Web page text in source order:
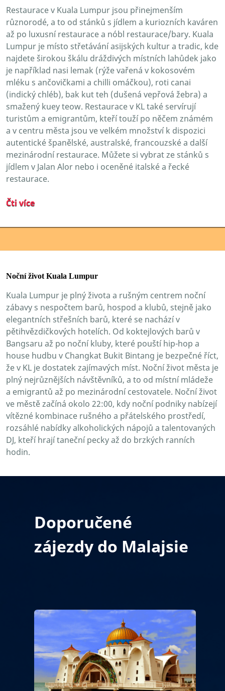
Restaurace v Kuala Lumpur jsou přinejmenším
různorodé, a to od stánků s jídlem a kuriozních kaváren
až po luxusní restaurace a nóbl restaurace/bary. Kuala
Lumpur je místo střetávání asijských kultur a tradic, kde
najdete širokou škálu dráždivých místních lahůdek jako
je například nasi lemak (rýže vařená v kokosovém
mléku s ančovičkami a chilli omáčkou), roti canai
(indický chléb), bak kut teh (dušená vepřová žebra) a
smažený kuey teow. Restaurace v KL také servírují
turistům a emigrantům, kteří touží po něčem známém
a v centru města jsou ve velkém množství k dispozici
autentické španělské, australské, francouzské a další
mezinárodní restaurace. Můžete si vybrat ze stánků s
jídlem v Jalan Alor nebo i oceněné italské a řecké
restaurace.
Čti více
Noční život Kuala Lumpur
Kuala Lumpur je plný života a rušným centrem noční
zábavy s nespočtem barů, hospod a klubů, stejně jako
elegantních střešních barů, které se nachází v
pětihvězdičkových hotelích. Od koktejlových barů v
Bangsaru až po noční kluby, které pouští hip-hop a
house hudbu v Changkat Bukit Bintang je bezpečné říct,
že v KL je dostatek zajímavých míst. Noční život města je
plný nejrůznějších návštěvníků, a to od místní mládeže
a emigrantů až po mezinárodní cestovatele. Noční život
ve městě začíná okolo 22:00, kdy noční podniky nabízejí
vítězné kombinace rušného a přátelského prostředí,
rozsáhlé nabídky alkoholických nápojů a talentovaných
DJ, kteří hrají taneční pecky až do brzkých ranních
hodin.
Doporučené
zájezdy do Malajsie